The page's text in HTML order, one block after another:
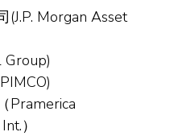
Morgan Asset
）